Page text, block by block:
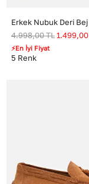
4.998,00TL 1.499,00
⚡En İyi Fiyat
5 Renk